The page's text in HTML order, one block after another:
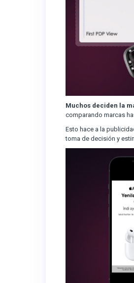
Muchos deciden la
comparando marcas
Esto hace a la
toma de decisión y